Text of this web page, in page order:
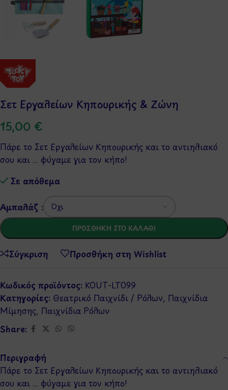
Σετ Εργαλείων Κηπουρικής & Ζώνη
15,00 €
Πάρε το Σετ Εργαλείων Κηπουρικής και το αντιηλιακό
σου και … φύγαμε για τον κήπο!
Σε απόθεμα
Αμπαλάζ :
ΠΡΟΣΘΉΚΗ ΣΤΟ ΚΑΛΆΘΙ
Σύγκριση Προσθήκη στη Wishlist
Κωδικός προϊόντος: KOUT-LT099
Κατηγορίες: Θεατρικό Παιχνίδι / Ρόλων, Παιχνίδια
Μίμησης, Παιχνίδια Ρόλων
Share:
Περιγραφή
Πάρε το Σετ Εργαλείων Κηπουρικής και το αντιηλιακό
σου και … φύγαμε για τον κήπο!